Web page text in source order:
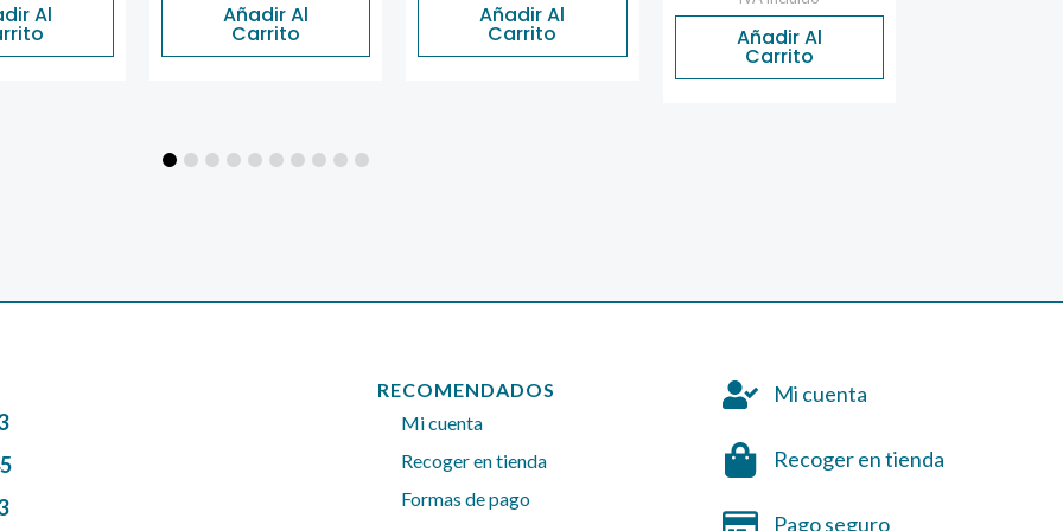
Al Añadir Al
Carrito
Añadir Al
Carrito Añadir Al
Carrito
RECOMENDADOS
Mi cuenta
Recoger en tienda
Formas de pago
Mi cuenta
Recoger en tienda
Pago seguro